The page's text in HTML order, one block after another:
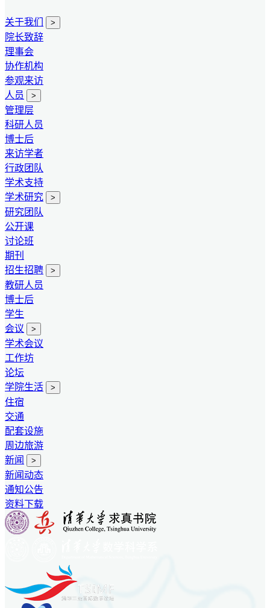
关于我们 >
院长致辞
理事会
协作机构
参观来访
人员
>
管理层
科研人员
博士后
来访学者
行政团队
学术支持
学术研究
>
研究团队
公开课
讨论班
期刊
招生招聘
>
教研人员
博士后
学生
会议
>
学术会议
工作坊
论坛
学院生活
>
住宿
交通
配套设施
周边旅游
新闻
>
新闻动态
通知公告
资料下载